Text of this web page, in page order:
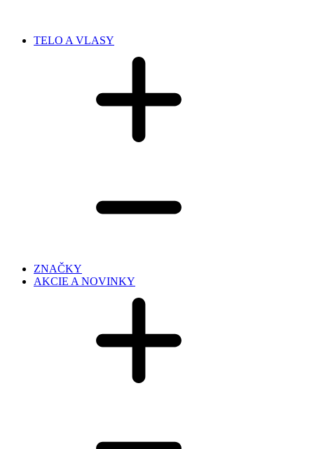
TELO A VLASY
ZNAČKY
AKCIE A NOVINKY